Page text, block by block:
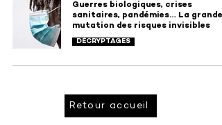
Guerres biologiques, crises
sanitaires, pandémies… La grande
mutation des risques invisibles
DÉCRYPTAGES
Retour accueil